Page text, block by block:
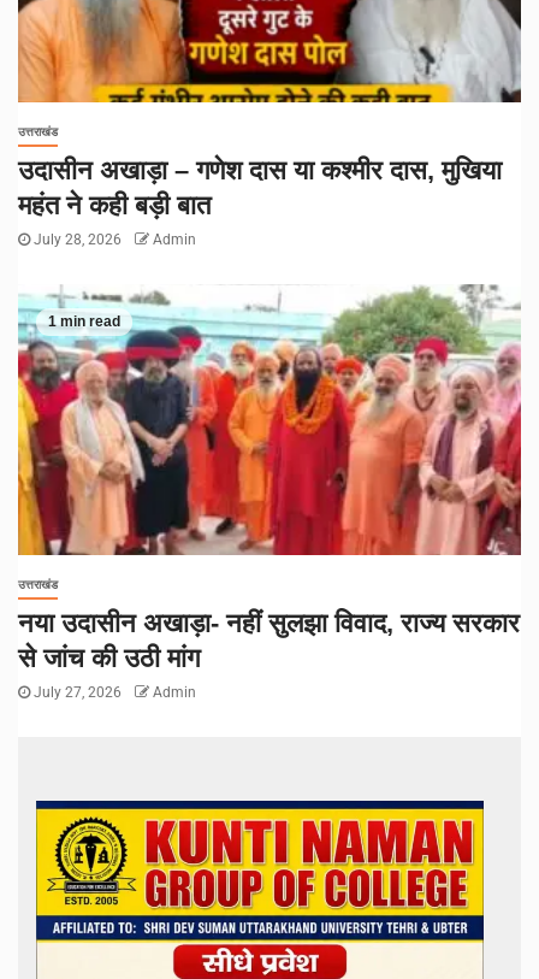
उत्तराखंड
उदासीन अखाड़ा – गणेश दास या कश्मीर दास, मुखिया
महंत ने कही बड़ी बात
July 28, 2026 Admin
1 min read
उत्तराखंड
नया उदासीन अखाड़ा- नहीं सुलझा विवाद, राज्य सरकार
से जांच की उठी मांग
July 27, 2026 Admin